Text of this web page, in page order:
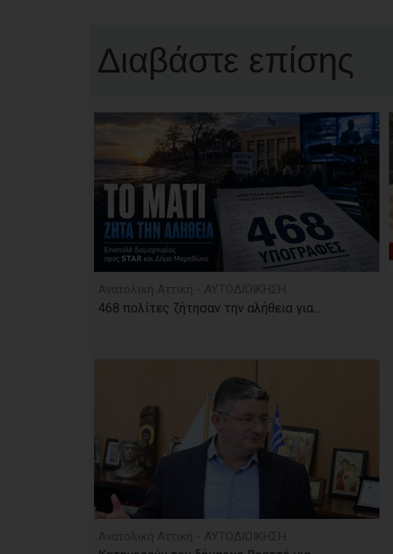
Διαβάστε επίσης
468 πολίτες ζήτησαν την αλήθεια για...